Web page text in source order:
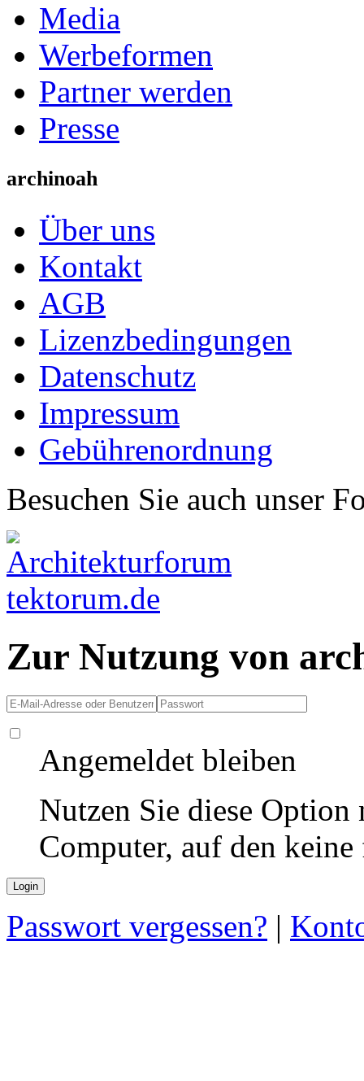
Media
Werbeformen
Partner werden
Presse
archinoah
Über uns
Kontakt
AGB
Lizenzbedingungen
Datenschutz
Impressum
Gebührenordnung
Besuchen Sie auch unser
Zur Nutzung von
Angemeldet bleiben
Nutzen Sie diese
Computer, auf den
Passwort vergessen? |